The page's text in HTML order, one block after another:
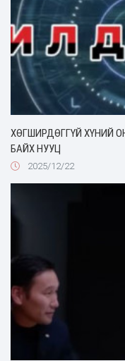
ХӨГШИРДӨГГҮЙ ХҮНИЙ
БАЙХ НУУЦ
2025/12/22